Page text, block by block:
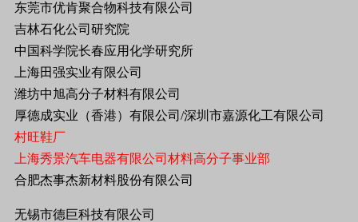
东莞市优肯聚合物科技有限公司
吉林石化公司研究院
中国科学院长春应用化学研究所
上海田强实业有限公司
潍坊中旭高分子材料有限公司
厚德成实业（香港）有限公司/深圳市嘉源化工有限公司
村旺鞋厂
上海秀景汽车电器有限公司材料高分子事业部
合肥杰事杰新材料股份有限公司
无锡市德巨科技有限公司